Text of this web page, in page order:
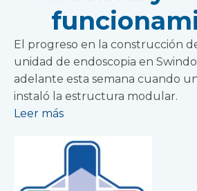
El progreso en la construcción
unidad de endoscopia en
adelante esta semana cuando
instaló la estructura modular.
Leer más